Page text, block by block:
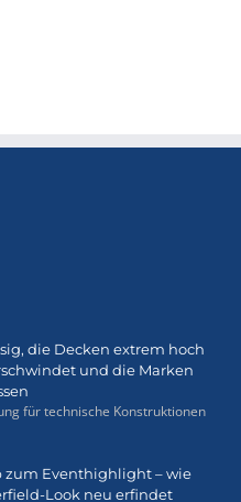
die Decken extrem hoch
und die Marken
für technische Konstruktionen
zum Eventhighlight – wie
Look neu erfindet